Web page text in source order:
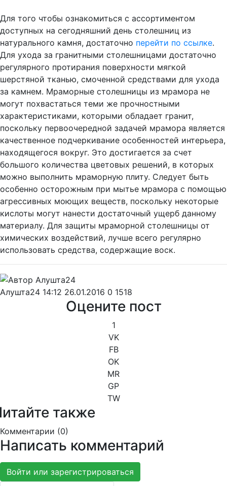
Для того чтобы ознакомиться с ассортиментом
доступных на сегодняшний день столешниц из
натурального камня, достаточно перейти по ссылке.
Для ухода за гранитными столешницами достаточно
регулярного протирания поверхности мягкой
шерстяной тканью, смоченной средствами для ухода
за камнем. Мраморные столешницы из мрамора не
могут похвастаться теми же прочностными
характеристиками, которыми обладает гранит,
поскольку первоочередной задачей мрамора является
качественное подчеркивание особенностей интерьера,
находящегося вокруг. Это достигается за счет
большого количества цветовых решений, в которых
можно выполнить мраморную плиту. Следует быть
особенно осторожным при мытье мрамора с помощью
агрессивных моющих веществ, поскольку некоторые
кислоты могут нанести достаточный ущерб данному
материалу. Для защиты мраморной столешницы от
химических воздействий, лучше всего регулярно
использовать средства, содержащие воск.
Алушта24 14:12 26.01.2016 0 1518
Оцените пост
1
VK
FB
OK
MR
GP
TW
также
Комментарии (0)
Написать комментарий
Войти или зарегистрироваться